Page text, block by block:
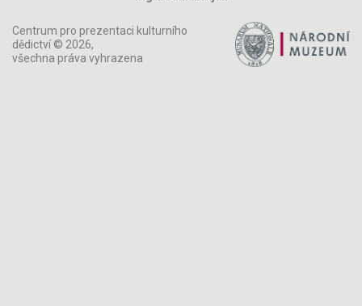
Centrum pro prezentaci kulturního
dědictví © 2026,
všechna práva vyhrazena